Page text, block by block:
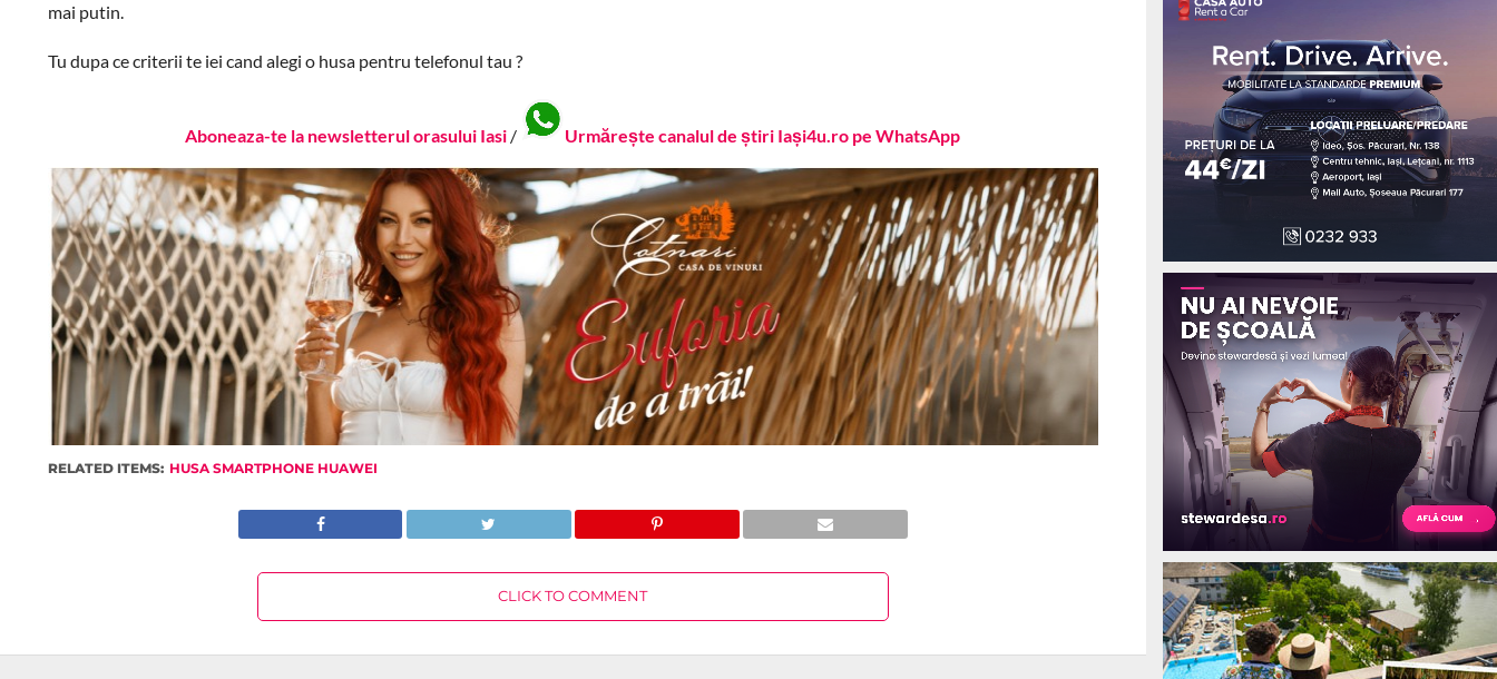
mai putin.
Tu dupa ce criterii te iei cand alegi o husa pentru telefonul tau ?
Aboneaza-te la newsletterul orasului Iasi / Urmărește canalul de știri Iași4u.ro pe WhatsApp
RELATED ITEMS: HUSA SMARTPHONE HUAWEI
CLICK TO COMMENT